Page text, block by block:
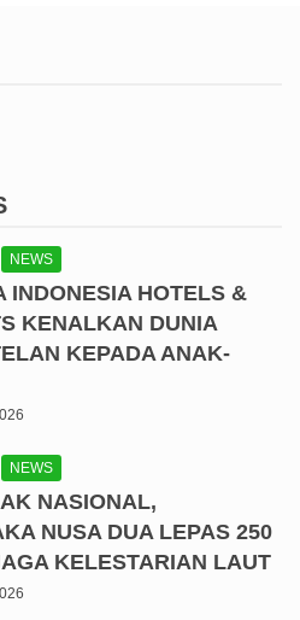
NEWS
INDONESIA HOTELS &
KENALKAN DUNIA
KEPADA ANAK-
NEWS
NASIONAL,
NUSA DUA LEPAS 250
KELESTARIAN LAUT